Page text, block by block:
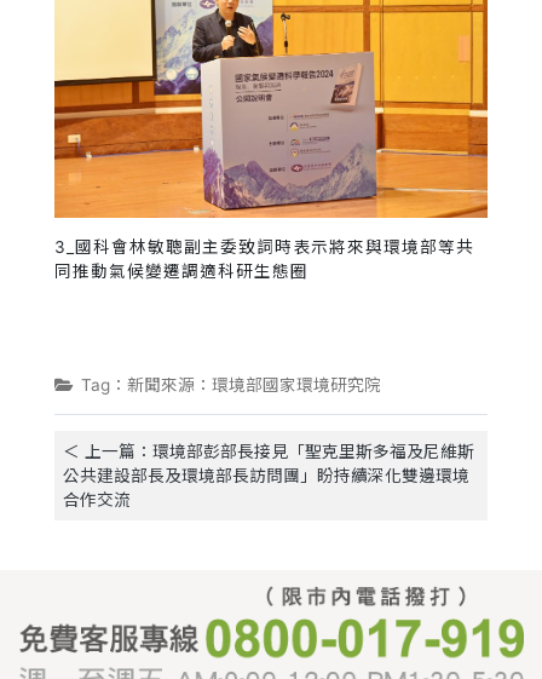
3_國科會林敏聰副主委致詞時表示將來與環境部等共
同推動氣候變遷調適科研生態圈
Tag：新聞來源：環境部國家環境研究院
＜ 上一篇：環境部彭部長接見「聖克里斯多福及尼維斯
公共建設部長及環境部長訪問團」盼持續深化雙邊環境
合作交流